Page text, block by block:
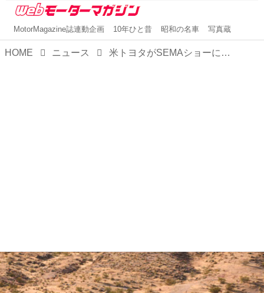
MotorMagazine誌連動企画 10年ひと昔 昭和の名車 写真蔵
HOME ニュース 米トヨタがSEMAショーにオープントップでカッコいいランドクルーザーのコンセプトモデルを出展